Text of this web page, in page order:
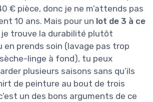
€ pièce, donc je ne m’attends pas
10 ans. Mais pour un lot de 3 à ce
je trouve la durabilité plutôt
en prends soin (lavage pas trop
linge à fond), tu peux
plusieurs saisons sans qu’ils
de peinture au bout de trois
un des bons arguments de ce